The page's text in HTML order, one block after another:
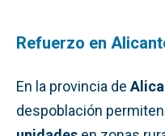
Refuerzo en
En la provincia de
despoblación